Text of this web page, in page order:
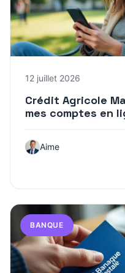
12 juillet 2026
Crédit Agricole
mes comptes en
Aime
BANQUE